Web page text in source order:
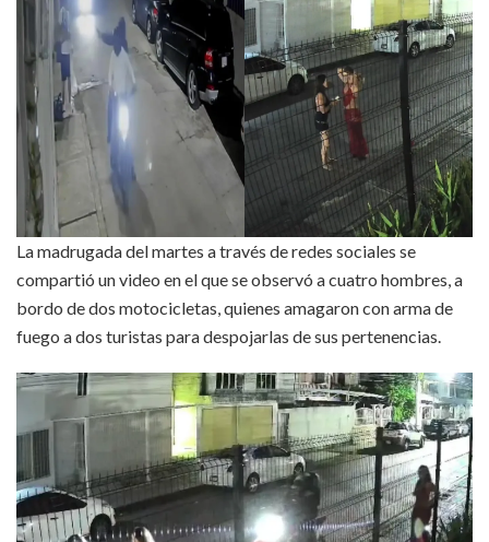
La madrugada del martes a través de redes sociales se
compartió un video en el que se observó a cuatro hombres, a
bordo de dos motocicletas, quienes amagaron con arma de
fuego a dos turistas para despojarlas de sus pertenencias.